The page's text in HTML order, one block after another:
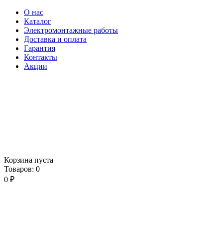
О нас
Каталог
Электромонтажные работы
Доставка и оплата
Гарантия
Контакты
Акции
Корзина пуста
Товаров: 0
0 ₽